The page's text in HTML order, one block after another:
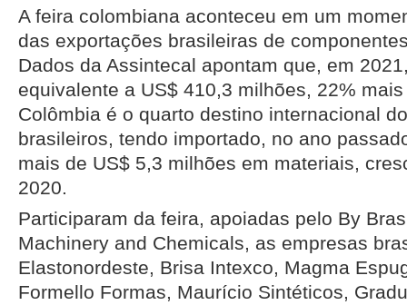
A feira colombiana aconteceu em um
das exportações brasileiras de
Dados da Assintecal apontam que, em
equivalente a US$ 410,3 milhões, 22%
Colômbia é o quarto destino internacional
brasileiros, tendo importado, no ano
mais de US$ 5,3 milhões em materiais,
2020.
Participaram da feira, apoiadas pelo By
Machinery and Chemicals, as empresas
Elastonordeste, Brisa Intexco, Magma
Formello Formas, Maurício Sintéticos,